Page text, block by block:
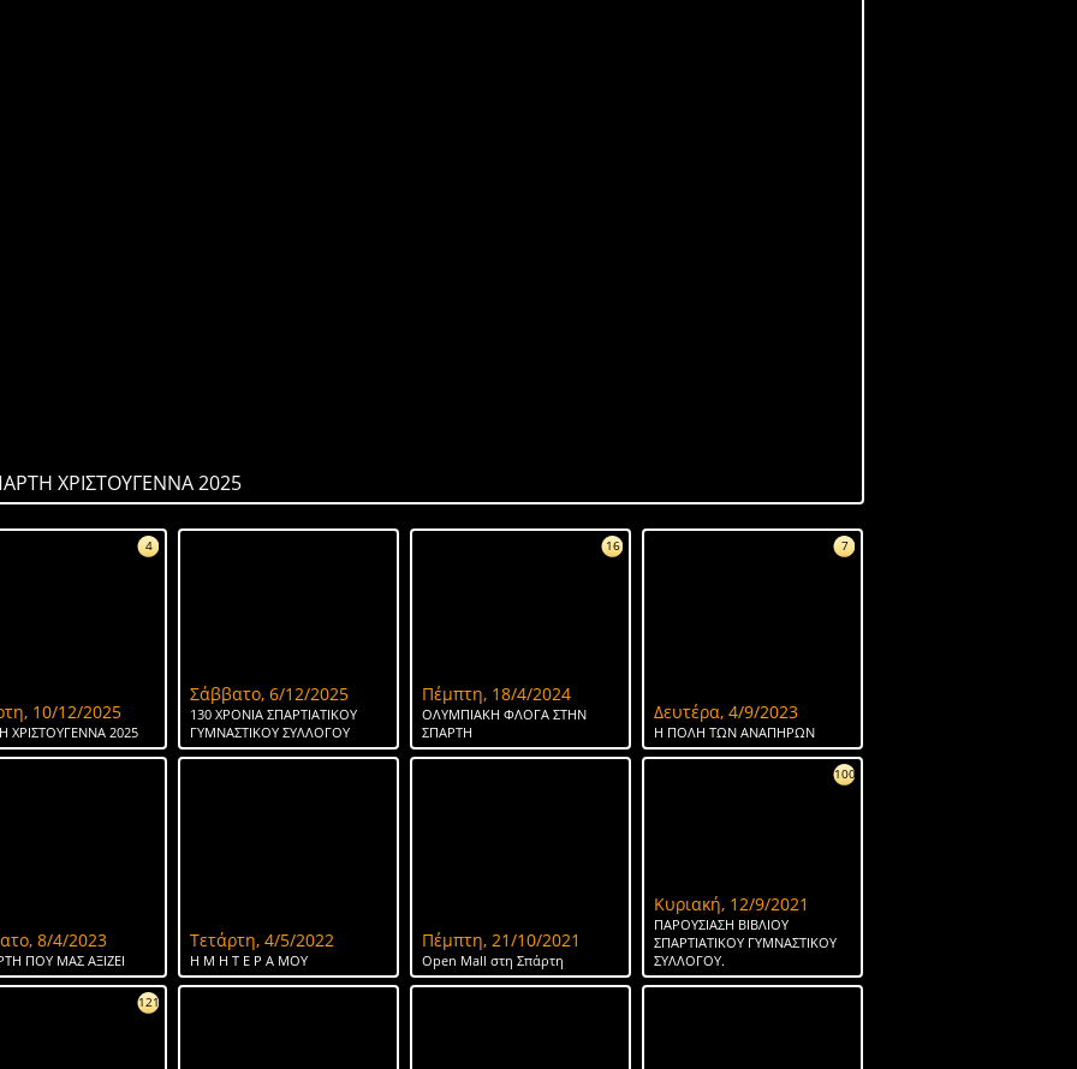
ΧΡΙΣΤΟΥΓΕΝΝΑ 2025
4
10/12/2025
ΧΡΙΣΤΟΥΓΕΝΝΑ 2025
Σάββατο, 6/12/2025
130 ΧΡΟΝΙΑ ΣΠΑΡΤΙΑΤΙΚΟΥ
ΓΥΜΝΑΣΤΙΚΟΥ ΣΥΛΛΟΓΟΥ
16
Πέμπτη, 18/4/2024
ΟΛΥΜΠΙΑΚΗ ΦΛΟΓΑ ΣΤΗΝ
ΣΠΑΡΤΗ
7
Δευτέρα, 4/9/2023
Η ΠΟΛΗ ΤΩΝ ΑΝΑΠΗΡΩΝ
8/4/2023
ΠΟΥ ΜΑΣ ΑΞΙΖΕΙ
Τετάρτη, 4/5/2022
Η Μ Η Τ Ε Ρ Α ΜΟΥ
Πέμπτη, 21/10/2021
Open Mall στη Σπάρτη
100
Κυριακή, 12/9/2021
ΠΑΡΟΥΣΙΑΣΗ ΒΙΒΛΙΟΥ
ΣΠΑΡΤΙΑΤΙΚΟΥ ΓΥΜΝΑΣΤΙΚΟΥ
ΣΥΛΛΟΓΟΥ.
121